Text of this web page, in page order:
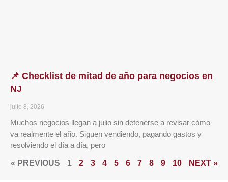
📌 Checklist de mitad de año para negocios en
NJ
julio 8, 2026
Muchos negocios llegan a julio sin detenerse a revisar cómo
va realmente el año. Siguen vendiendo, pagando gastos y
resolviendo el día a día, pero
« PREVIOUS 1 2 3 4 5 6 7 8 9 10 NEXT »